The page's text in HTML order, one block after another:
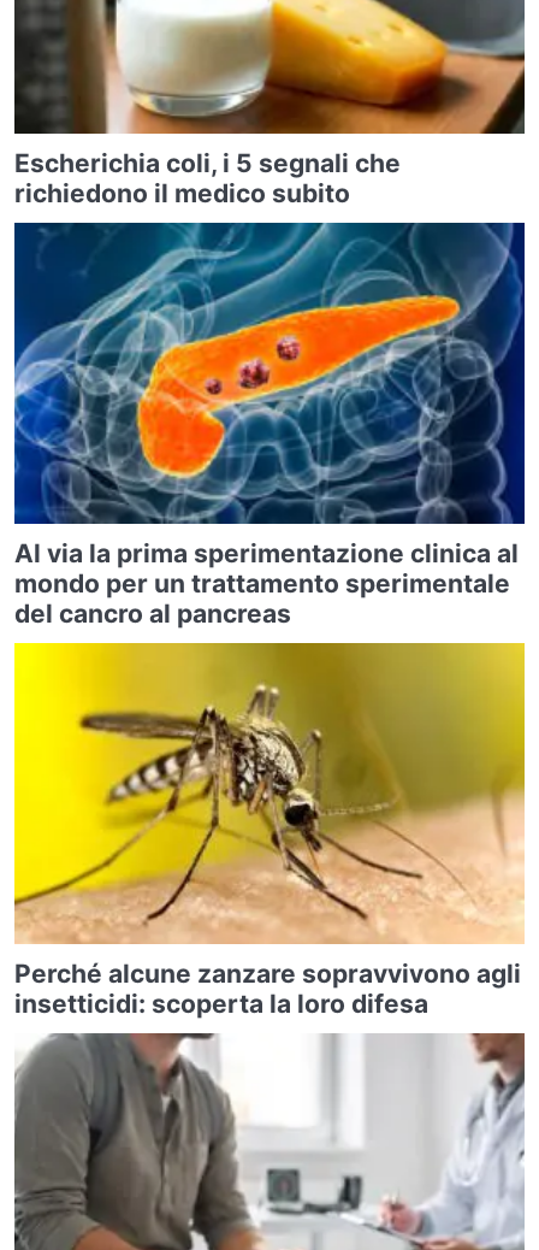
Escherichia coli, i 5 segnali che
richiedono il medico subito
Al via la prima sperimentazione clinica al
mondo per un trattamento sperimentale
del cancro al pancreas
Perché alcune zanzare sopravvivono agli
insetticidi: scoperta la loro difesa